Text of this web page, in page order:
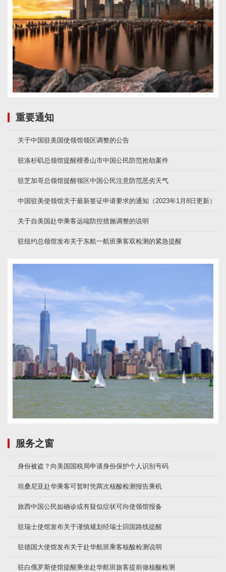
重要通知
关于中国驻美国使领馆领区调整的公告
驻洛杉矶总领馆提醒檀香山市中国公民防范抢劫案件
驻芝加哥总领馆提醒领区中国公民注意防范恶劣天气
中国驻美使领馆关于最新签证申请要求的通知（2023年1月8日更新）
关于自美国赴华乘客远端防控措施调整的说明
驻纽约总领馆发布关于东航一航班乘客双检测的紧急提醒
服务之窗
身份被盗？向美国国税局申请身份保护个人识别号码
坦桑尼亚赴华乘客可暂时凭两次核酸检测报告乘机
旅西中国公民如确诊或有疑似症状可向使领馆报备
驻瑞士使馆发布关于谨慎规划经瑞士回国路线提醒
驻德国大使馆发布关于赴华航班乘客核酸检测说明
驻白俄罗斯使馆提醒乘坐赴华航班旅客提前做核酸检测